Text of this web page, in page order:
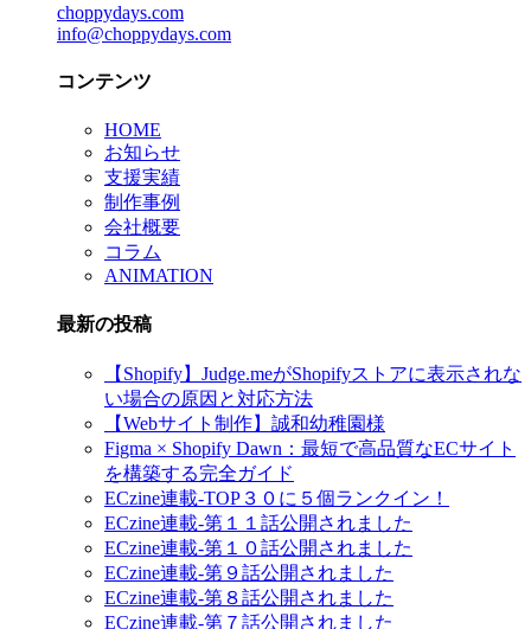
choppydays.com
info@choppydays.com
コンテンツ
HOME
お知らせ
支援実績
制作事例
会社概要
コラム
ANIMATION
最新の投稿
【Shopify】Judge.meがShopifyストアに表示されな
い場合の原因と対応方法
【Webサイト制作】誠和幼稚園様
Figma × Shopify Dawn：最短で高品質なECサイト
を構築する完全ガイド
ECzine連載-TOP３０に５個ランクイン！
ECzine連載-第１１話公開されました
ECzine連載-第１０話公開されました
ECzine連載-第９話公開されました
ECzine連載-第８話公開されました
ECzine連載-第７話公開されました